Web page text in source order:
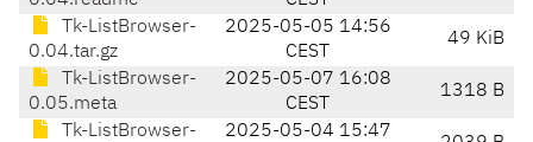
Tk-ListBrowser-
0.04.tar.gz
2025-05-05 14:56
CEST
49 KiB
Tk-ListBrowser-
0.05.meta
2025-05-07 16:08
CEST
1318 B
Tk-ListBrowser-
2025-05-04 15:47